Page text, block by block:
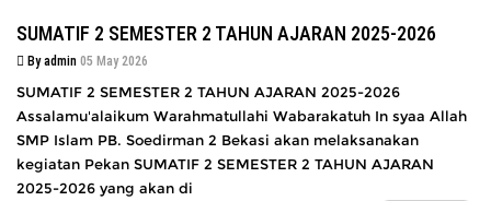
SUMATIF 2 SEMESTER 2 TAHUN AJARAN 2025-2026
By admin 05 May 2026
SUMATIF 2 SEMESTER 2 TAHUN AJARAN 2025-2026
Assalamu'alaikum Warahmatullahi Wabarakatuh In syaa Allah
SMP Islam PB. Soedirman 2 Bekasi akan melaksanakan
kegiatan Pekan SUMATIF 2 SEMESTER 2 TAHUN AJARAN
2025-2026 yang akan di